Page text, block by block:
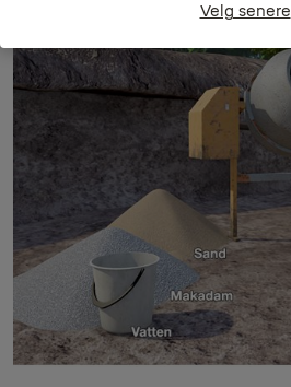
Velg senere